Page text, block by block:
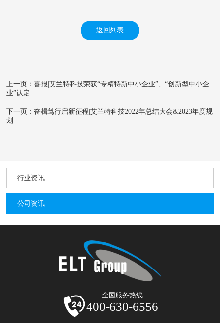
返回列表
上一页：喜报|艾兰特科技荣获“专精特新中小企业”、“创新型中小企
业”认定
下一页：奋楫笃行启新征程|艾兰特科技2022年总结大会&2023年度规
划
行业资讯
公司资讯
全国服务热线
400-630-6556